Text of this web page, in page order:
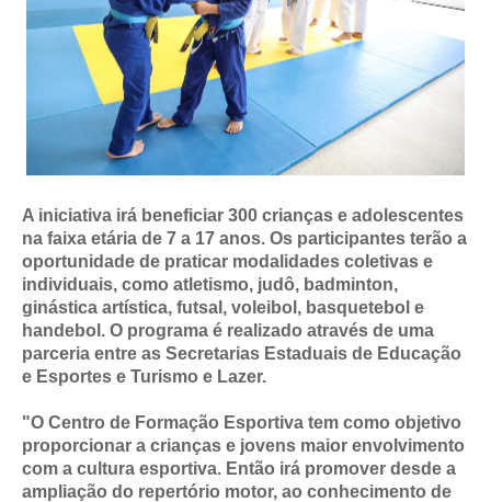
A iniciativa irá beneficiar 300 crianças e adolescentes
na faixa etária de 7 a 17 anos. Os participantes terão a
oportunidade de praticar modalidades coletivas e
individuais, como atletismo, judô, badminton,
ginástica artística, futsal, voleibol, basquetebol e
handebol. O programa é realizado através de uma
parceria entre as Secretarias Estaduais de Educação
e Esportes e Turismo e Lazer.
"O Centro de Formação Esportiva tem como objetivo
proporcionar a crianças e jovens maior envolvimento
com a cultura esportiva. Então irá promover desde a
ampliação do repertório motor, ao conhecimento de